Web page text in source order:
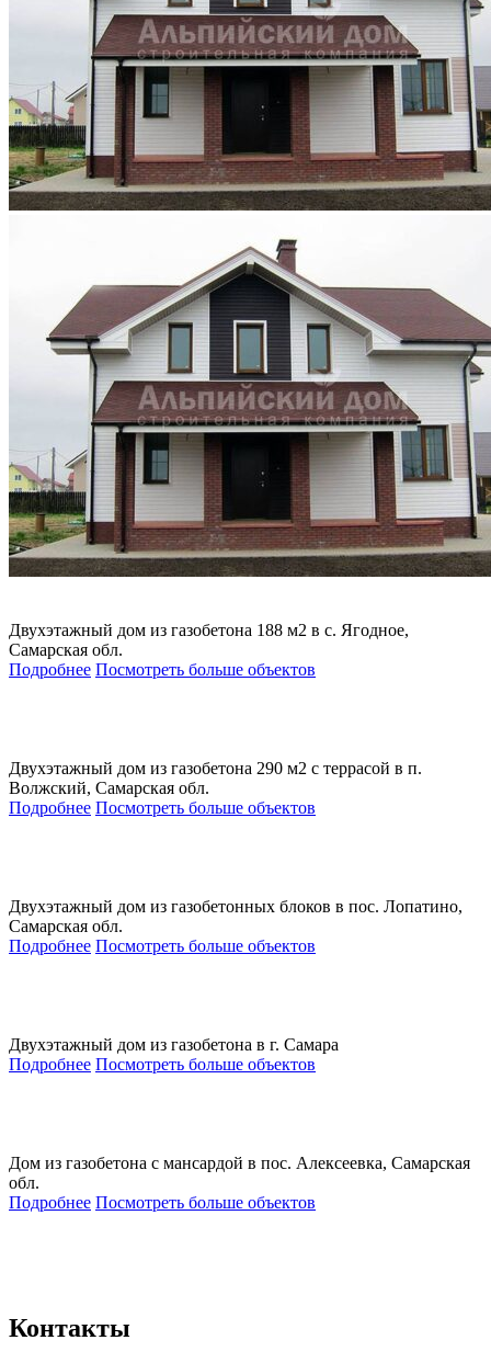
Двухэтажный дом из газобетона 188 м2 в с. Ягодное,
Самарская обл.
Подробнее Посмотреть больше объектов
Двухэтажный дом из газобетона 290 м2 с террасой в п.
Волжский, Самарская обл.
Подробнее Посмотреть больше объектов
Двухэтажный дом из газобетонных блоков в пос. Лопатино,
Самарская обл.
Подробнее Посмотреть больше объектов
Двухэтажный дом из газобетона в г. Самара
Подробнее Посмотреть больше объектов
Дом из газобетона с мансардой в пос. Алексеевка, Самарская
обл.
Подробнее Посмотреть больше объектов
Контакты